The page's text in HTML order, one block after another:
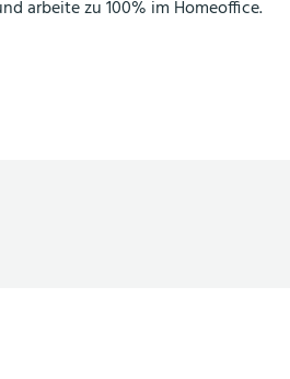
arbeite zu 100% im Homeoffice.